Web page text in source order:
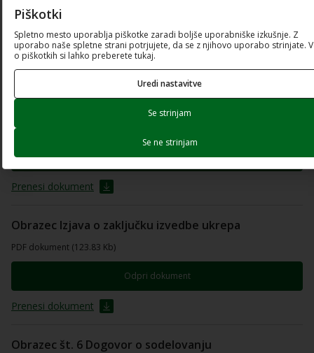
PDF dokument (124.78 Kb)
Odpri dokument
Prenesi dokument
Obrazec št. 5 Pooblastilo
PDF dokument (156.69 Kb)
Odpri dokument
Prenesi dokument
Obrazec Izjava o zaključku izvedbe ukrepa
PDF dokument (123.83 Kb)
Odpri dokument
Prenesi dokument
Obrazec št. 6 Dogovor o sodelovanju
Piškotki
Spletno mesto uporablja piškotke zaradi boljše uporabniške izkušnje. Z
uporabo naše spletne strani potrjujete, da se z njihovo uporabo strinjate.
o piškotkih si lahko preberete tukaj.
Uredi nastavitve
Se strinjam
Se ne strinjam